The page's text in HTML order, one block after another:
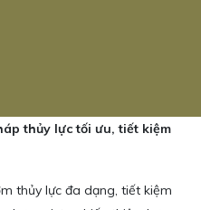
thủy lực tối ưu, tiết kiệm
thủy lực đa dạng, tiết kiệm